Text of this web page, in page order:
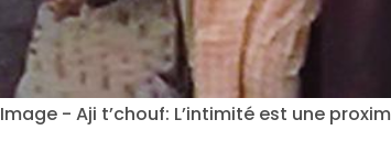
Image - Aji t’chouf: L’intimité est une